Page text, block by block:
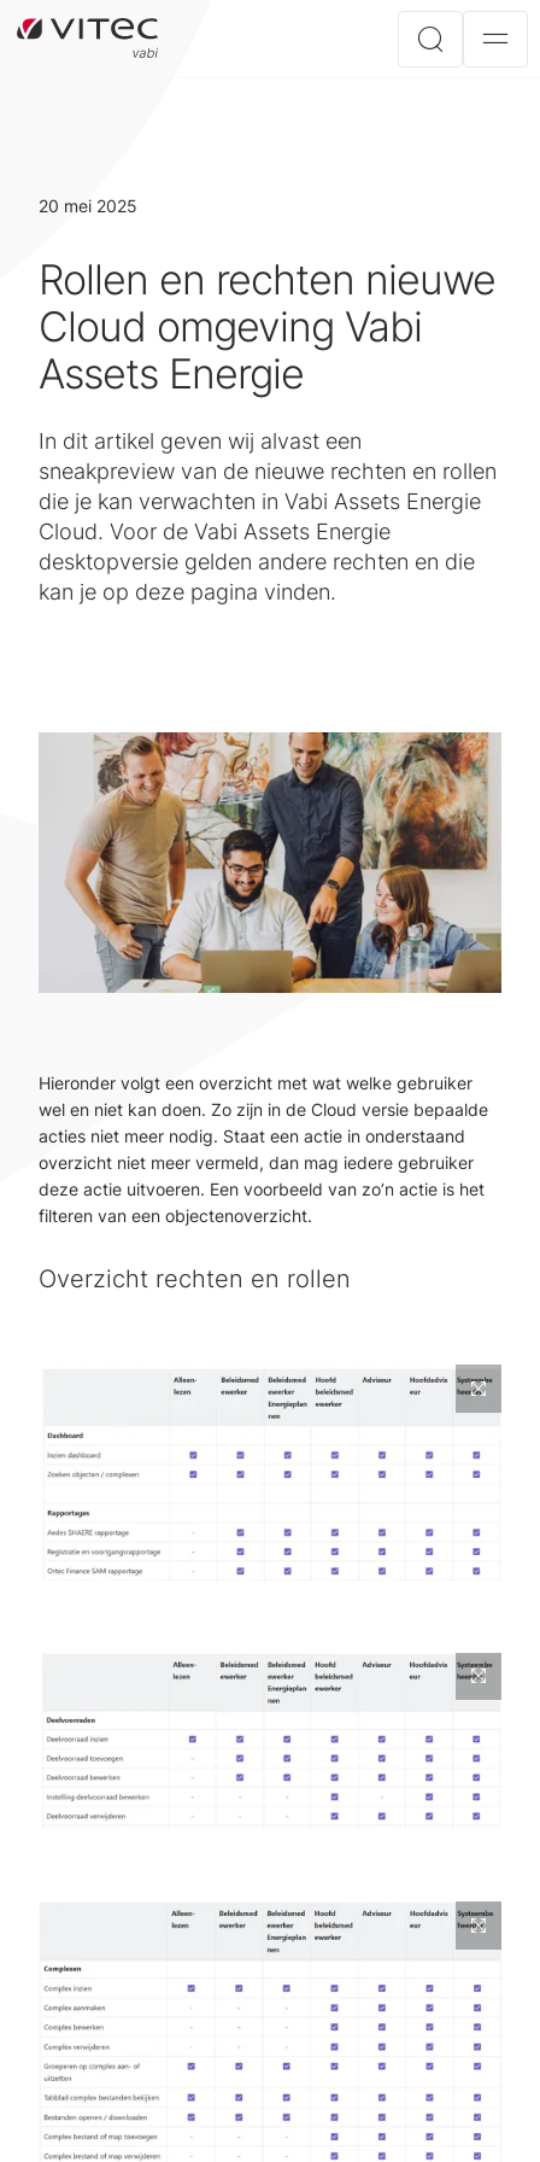
20 mei 2025
Rollen en rechten nieuwe
Cloud omgeving Vabi
Assets Energie
In dit artikel geven wij alvast een
sneakpreview van de nieuwe rechten en rollen
die je kan verwachten in Vabi Assets Energie
Cloud. Voor de Vabi Assets Energie
desktopversie gelden andere rechten en die
kan je op deze pagina vinden.
Hieronder volgt een overzicht met wat welke gebruiker
wel en niet kan doen. Zo zijn in de Cloud versie bepaalde
acties niet meer nodig. Staat een actie in onderstaand
overzicht niet meer vermeld, dan mag iedere gebruiker
deze actie uitvoeren. Een voorbeeld van zo’n actie is het
filteren van een objectenoverzicht.
Overzicht rechten en rollen